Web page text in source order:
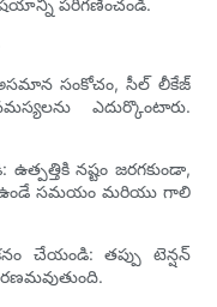
అసమాన సంకోచం, సీల్ లీకేజ్
ఎదుర్కొంటారు.
నష్టం జరగకుండా,
ఉండే సమయం మరియు గాలి
చేయండి: తప్పు టెన్షన్